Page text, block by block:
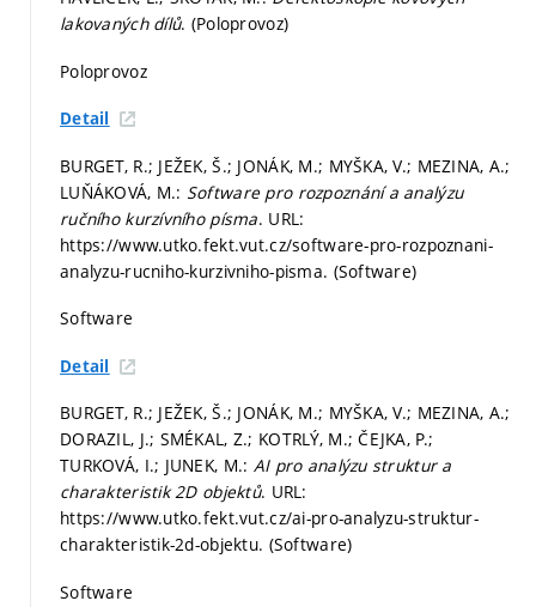
lakovaných dílů. (Poloprovoz)
Poloprovoz
Detail
BURGET, R.; JEŽEK, Š.; JONÁK, M.; MYŠKA, V.; MEZINA, A.;
LUŇÁKOVÁ, M.: Software pro rozpoznání a analýzu
ručního kurzívního písma. URL:
https://www.utko.fekt.vut.cz/software-pro-rozpoznani-
analyzu-rucniho-kurzivniho-pisma. (Software)
Software
Detail
BURGET, R.; JEŽEK, Š.; JONÁK, M.; MYŠKA, V.; MEZINA, A.;
DORAZIL, J.; SMÉKAL, Z.; KOTRLÝ, M.; ČEJKA, P.;
TURKOVÁ, I.; JUNEK, M.: AI pro analýzu struktur a
charakteristik 2D objektů. URL:
https://www.utko.fekt.vut.cz/ai-pro-analyzu-struktur-
charakteristik-2d-objektu. (Software)
Software